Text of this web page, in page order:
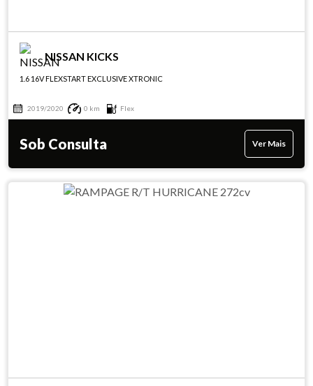
NISSAN KICKS
1.6 16V FLEXSTART EXCLUSIVE XTRONIC
2019/2020 0 km Flex
Sob Consulta Ver Mais